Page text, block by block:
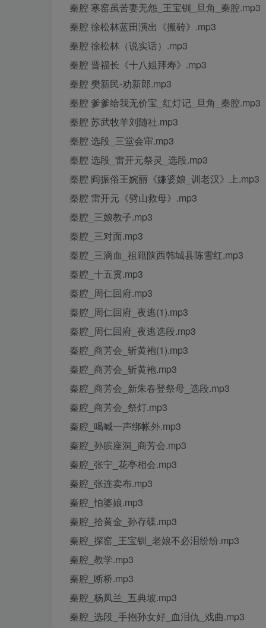
秦腔 寒窑虽苦妻无怨_王宝钏_旦角_秦腔.mp3
秦腔 徐松林蓝田演出《搬砖》.mp3
秦腔 徐松林（说实话）.mp3
秦腔 晋福长《十八姐拜寿》.mp3
秦腔 樊新民-劝新郎.mp3
秦腔 爹爹给我无价宝_红灯记_旦角_秦腔.mp3
秦腔 苏武牧羊刘随社.mp3
秦腔 选段_三堂会审.mp3
秦腔 选段_雷开元祭灵_选段.mp3
秦腔 阎振俗王婉丽《嫌婆娘_训老汉》上.mp3
秦腔 雷开元《劈山救母》.mp3
秦腔_三娘教子.mp3
秦腔_三对面.mp3
秦腔_三滴血_祖籍陕西韩城县陈雪红.mp3
秦腔_十五贯.mp3
秦腔_周仁回府.mp3
秦腔_周仁回府_夜逃(1).mp3
秦腔_周仁回府_夜逃选段.mp3
秦腔_商芳会_斩黄袍(1).mp3
秦腔_商芳会_斩黄袍.mp3
秦腔_商芳会_新朱春登祭母_选段.mp3
秦腔_商芳会_祭灯.mp3
秦腔_喝喊一声绑帐外.mp3
秦腔_孙膑座洞_商芳会.mp3
秦腔_张宁_花亭相会.mp3
秦腔_张连卖布.mp3
秦腔_怕婆娘.mp3
秦腔_拾黄金_孙存碟.mp3
秦腔_探窑_王宝钏_老娘不必泪纷纷.mp3
秦腔_教学.mp3
秦腔_断桥.mp3
秦腔_杨凤兰_五典坡.mp3
秦腔_选段_手抱孙女好_血泪仇_戏曲.mp3